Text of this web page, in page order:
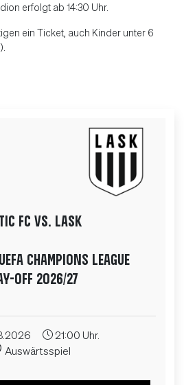
erfolgt ab 14:30 Uhr.
ein Ticket, auch Kinder unter 6
FC vs. LASK
Champions League
Off 2026/27
21:00 Uhr.
Auswärtsspiel